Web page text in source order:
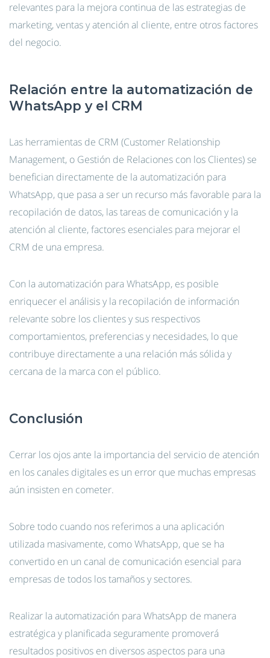
relevantes para la mejora continua de las estrategias de
marketing, ventas y atención al cliente, entre otros factores
del negocio.
Relación entre la automatización de
WhatsApp y el CRM
Las herramientas de CRM (Customer Relationship
Management, o Gestión de Relaciones con los Clientes) se
benefician directamente de la automatización para
WhatsApp, que pasa a ser un recurso más favorable para la
recopilación de datos, las tareas de comunicación y la
atención al cliente, factores esenciales para mejorar el
CRM de una empresa.
Con la automatización para WhatsApp, es posible
enriquecer el análisis y la recopilación de información
relevante sobre los clientes y sus respectivos
comportamientos, preferencias y necesidades, lo que
contribuye directamente a una relación más sólida y
cercana de la marca con el público.
Conclusión
Cerrar los ojos ante la importancia del servicio de atención
en los canales digitales es un error que muchas empresas
aún insisten en cometer.
Sobre todo cuando nos referimos a una aplicación
utilizada masivamente, como WhatsApp, que se ha
convertido en un canal de comunicación esencial para
empresas de todos los tamaños y sectores.
Realizar la automatización para WhatsApp de manera
estratégica y planificada seguramente promoverá
resultados positivos en diversos aspectos para una